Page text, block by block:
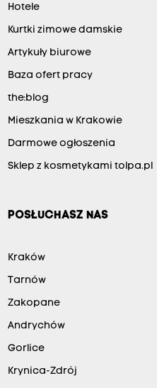
Hotele
Kurtki zimowe damskie
Artykuły biurowe
Baza ofert pracy
the:blog
Mieszkania w Krakowie
Darmowe ogłoszenia
Sklep z kosmetykami tolpa.pl
POSŁUCHASZ NAS
Kraków
Tarnów
Zakopane
Andrychów
Gorlice
Krynica-Zdrój